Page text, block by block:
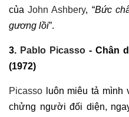
củaJohn Ashbery, “Bức
gương lồi”.
3. Pablo Picasso - Chân
(1972)
Picasso luôn miêu tả mình
chửng người đối diện,